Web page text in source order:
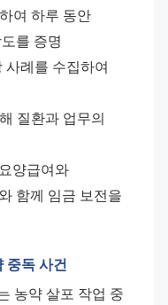
여 하루 동안
를 증명
사례를 수집하여
질환과 업무의
양급여와
함께 임금 보전을
중독 사건
농약 살포 작업 중